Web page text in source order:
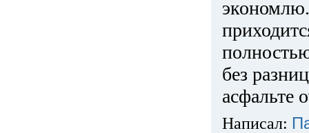
без
асфальте
Написал: